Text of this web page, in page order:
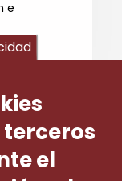
e
o
de
que seel